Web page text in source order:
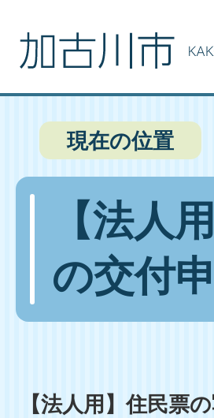
現在の位置
【法人
の交付
【法人用】住民票